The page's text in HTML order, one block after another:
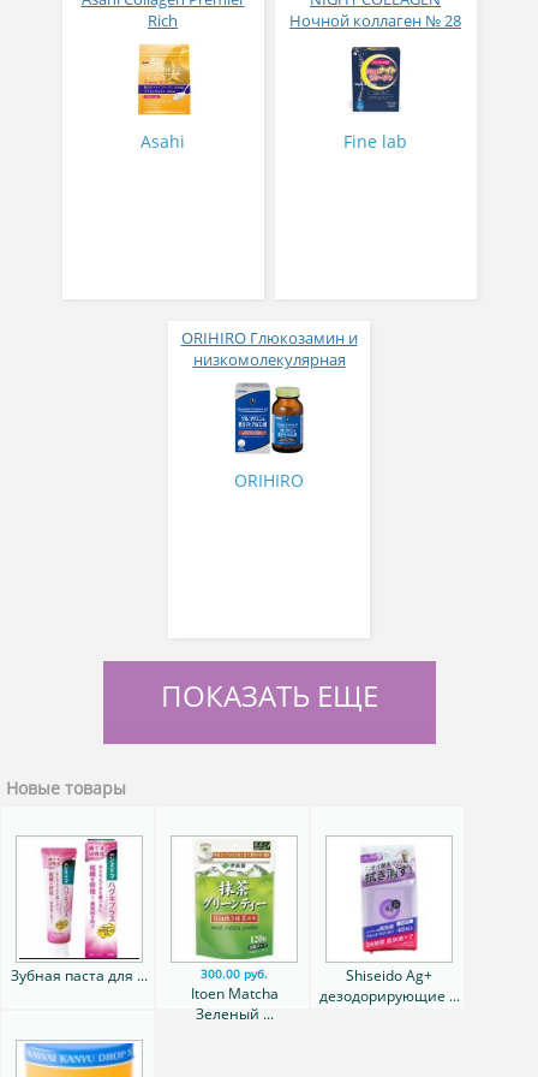
Rich
Низкомолекулярный
коллаген с
наноколагеном плюс 16
компонентов для
378 г
Asahi
Ночной коллаген № 28
Fine lab
ORIHIRO Глюкозамин и
низкомолекулярная
гиалуроновая кислота №
432
ORIHIRO
ПОКАЗАТЬ ЕЩЕ
Новые товары
Зубная паста для ... 300.00 руб.
Itoen Matcha
Зеленый ...
Shiseido Ag+
дезодорирующие ...